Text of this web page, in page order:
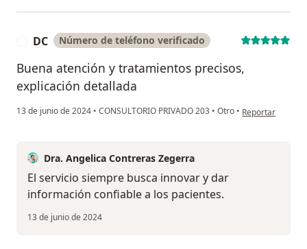
DC Número de teléfono verificado
Buena atención y tratamientos precisos,
explicación detallada
13 de junio de 2024 • CONSULTORIO PRIVADO 203 • Otro • en opinión del
Reportar
Dra. Angelica Contreras Zegerra
El servicio siempre busca innovar y dar
información confiable a los pacientes.
13 de junio de 2024